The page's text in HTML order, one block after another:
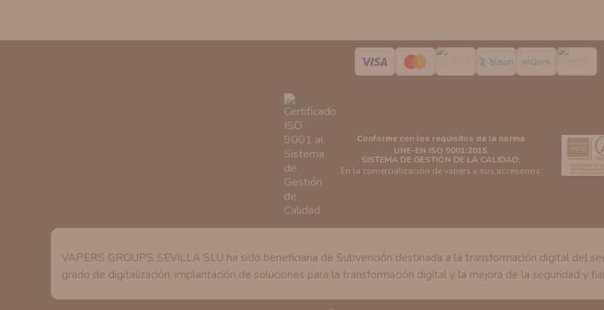
Conforme con los requisitos de la norma
UNE-EN ISO 9001:2015
SISTEMA DE GESTIÓN DE LA CALIDAD:
En la comercialización de vapers y sus accesorios
VAPERS GROUPS SEVILLA SLU ha sido beneficiaria de Subvención destinada a la transformación digital del
grado de digitalización, implantación de soluciones para la transformación digital y la mejora de la seguridad y